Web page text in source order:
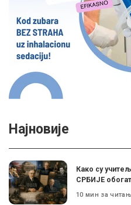
Најновије
Како су
СРБИЈЕ
10 мин за